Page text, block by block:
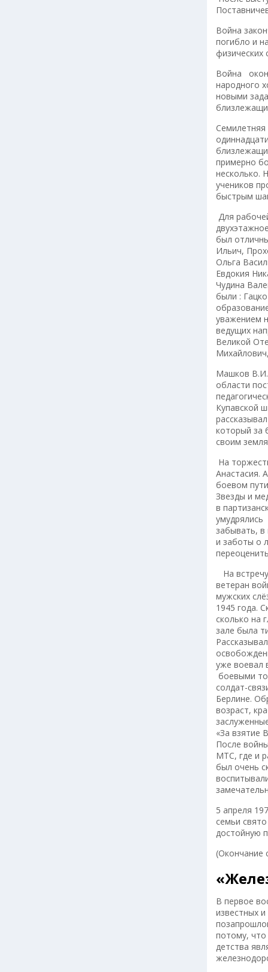
Война
погибло и
физических
Война
народного
новыми
Семилетняя
примерно
несколько.
учеников
быстрым
Для
был
Ильич,
Ольга
Евдокия
Чудина
были :
уважением
ведущих
Великой
Машков В.И.
области
Купавской
который за
своим
На
Анастасия.
боевом
Звезды и
в
умудрялись
забывать, в
и заботы о
На
ветеран
мужских
1945 года.
сколько на
зале была
уже воевал
боевыми
солдат-
Берлине.
возраст,
«За взятие
После
МТС, где и
был очень
5 апреля
семьи
достойную
(Окончание
В первое
известных
потому,
детства